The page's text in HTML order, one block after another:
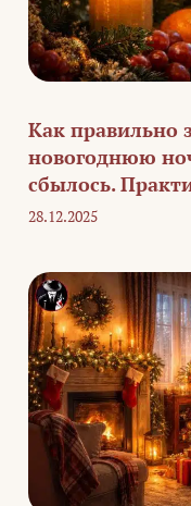
Как правильно
новогоднюю
сбылось.
28.12.2025